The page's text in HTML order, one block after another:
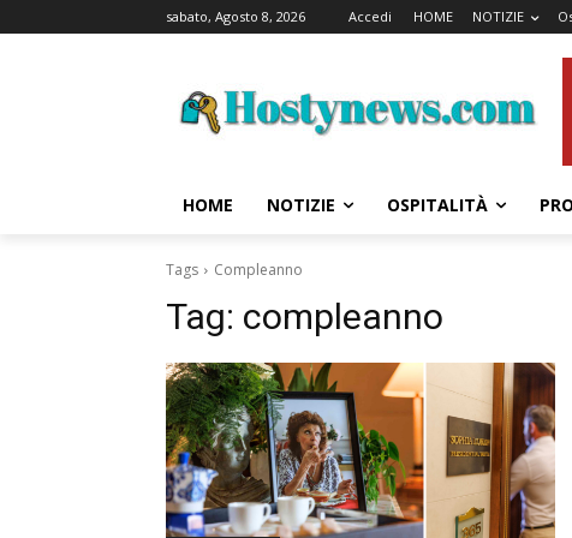
sabato, Agosto 8, 2026 Accedi HOME NOTIZIE
HOME NOTIZIE OSPITALITÀ
Tags Compleanno
Tag: compleanno